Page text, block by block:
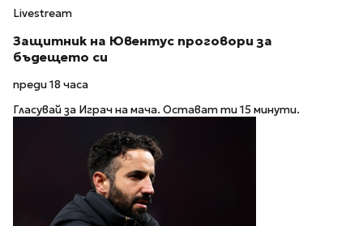
Livestream
Защитник на Ювентус проговори за
бъдещето си
преди 18 часа
Гласувай за Играч на мача. Остават ти 15 минути.